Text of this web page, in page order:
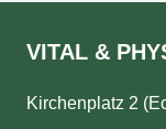
VITAL &
Kirchenplatz 2